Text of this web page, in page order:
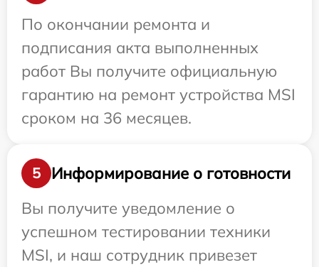
По окончании ремонта и
подписания акта выполненных
работ Вы получите официальную
гарантию на ремонт устройства MSI
сроком на 36 месяцев.
5
Информирование о готовности
Вы получите уведомление о
успешном тестировании техники
MSI, и наш сотрудник привезет